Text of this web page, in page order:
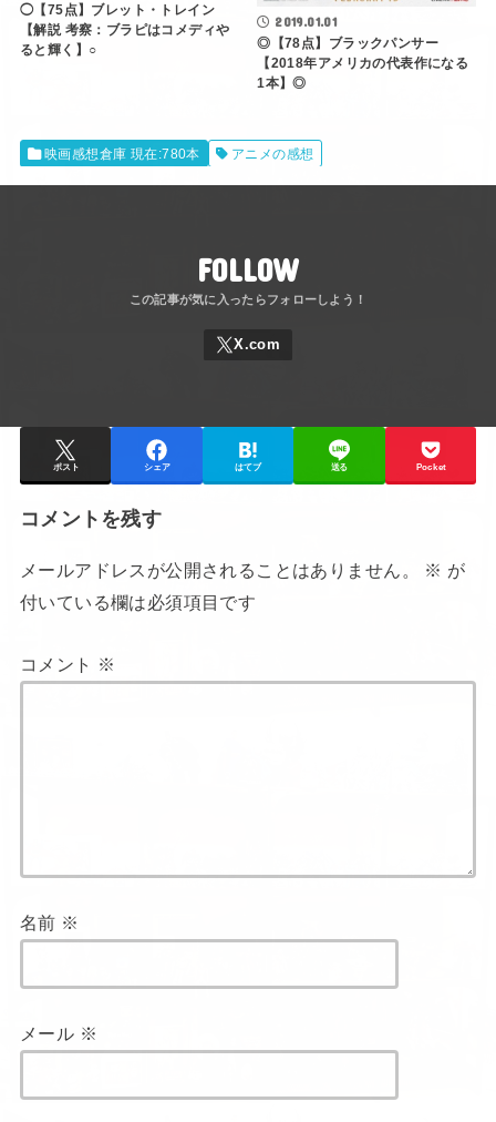
◯【75点】ブレット・トレイン
【解説 考察：ブラピはコメディや
ると輝く】○
2019.01.01
◎【78点】ブラックパンサー
【2018年アメリカの代表作になる
1本】◎
映画感想倉庫 現在:780本 アニメの感想
FOLLOW
ポスト シェア はてブ 送る Pocket
コメントを残す
メールアドレスが公開されることはありません。 ※ が
付いている欄は必須項目です
コメント ※
名前 ※
メール ※